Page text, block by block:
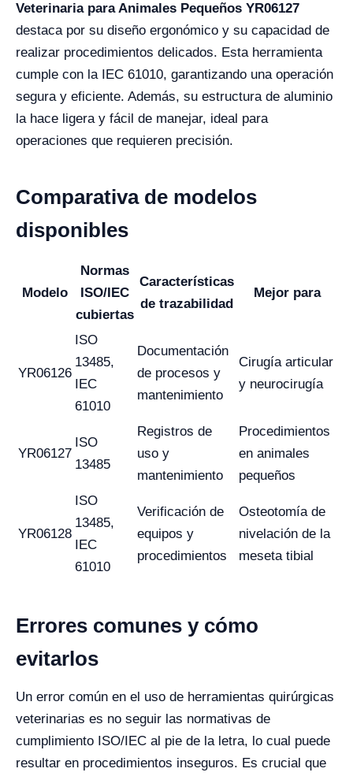
Veterinaria para Animales Pequeños YR06127
destaca por su diseño ergonómico y su capacidad de
realizar procedimientos delicados. Esta herramienta
cumple con la IEC 61010, garantizando una operación
segura y eficiente. Además, su estructura de aluminio
la hace ligera y fácil de manejar, ideal para
operaciones que requieren precisión.
Comparativa de modelos
disponibles
Modelo
Normas
ISO/IEC
cubiertas
Características
de trazabilidad
Mejor para
YR06126
ISO
13485,
IEC
61010
Documentación
de procesos y
mantenimiento
Cirugía articular
y neurocirugía
YR06127
ISO
13485
Registros de
uso y
mantenimiento
Procedimientos
en animales
pequeños
YR06128
ISO
13485,
IEC
61010
Verificación de
equipos y
procedimientos
Osteotomía de
nivelación de la
meseta tibial
Errores comunes y cómo
evitarlos
Un error común en el uso de herramientas quirúrgicas
veterinarias es no seguir las normativas de
cumplimiento ISO/IEC al pie de la letra, lo cual puede
resultar en procedimientos inseguros. Es crucial que